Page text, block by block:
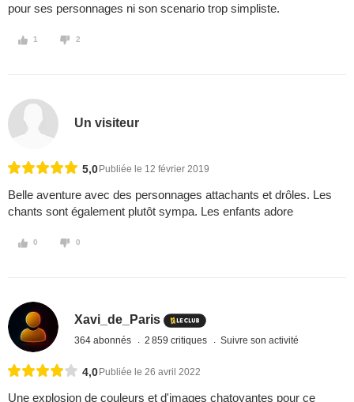
pour ses personnages ni son scenario trop simpliste.
1 2
Un visiteur
5,0 Publiée le 12 février 2019
Belle aventure avec des personnages attachants et drôles. Les
chants sont également plutôt sympa. Les enfants adore
0 0
Xavi_de_Paris
364 abonnés 2 859 critiques Suivre son activité
4,0 Publiée le 26 avril 2022
Une explosion de couleurs et d'images chatoyantes pour ce